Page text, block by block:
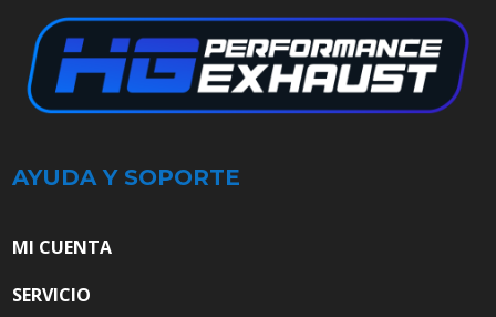
AYUDA Y SOPORTE
MI CUENTA
SERVICIO